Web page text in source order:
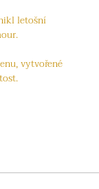
letošní
vytvořené